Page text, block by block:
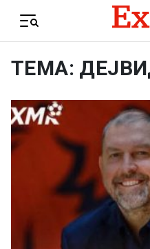
Menu
ТЕМА: